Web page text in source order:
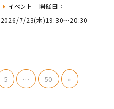
イベント
開催日：
2026/7/23(木)19:30～20:30
5 … 50 »